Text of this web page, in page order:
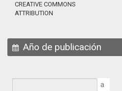
CREATIVE COMMONS
ATTRIBUTION
Año de publicación
a